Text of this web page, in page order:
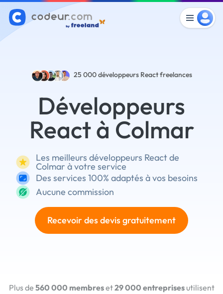
25 000développeurs React freelances
Développeurs
React à Colmar
Les meilleurs développeurs React de
Colmar à votre service
Des services 100% adaptés à vos besoins
Aucune commission
Recevoir des devis gratuitement
Plus de 560 000 membreset29 000 entreprisesutilisent